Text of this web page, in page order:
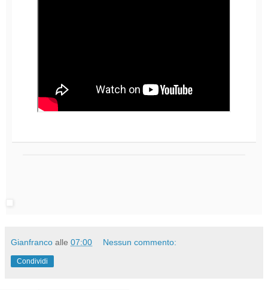
Gianfranco alle 07:00 Nessun commento:
Condividi